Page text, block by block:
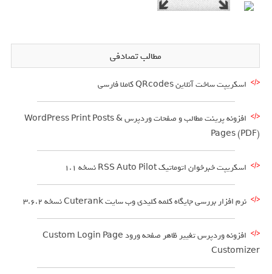
مطالب تصادفی
اسکریپت ساخت آنلاین QRcodes کاملا فارسی
افزونه پرینت مطالب و صفحات وردپرس WordPress Print Posts &
Pages (PDF)
اسکریپت خبرخوان اتوماتیک RSS Auto Pilot نسخه 1.1
نرم افزار بررسی جایگاه کلمه کلیدی وب سایت Cuterank نسخه 3.6.2
افزونه وردپرس تغییر ظاهر صفحه ورود Custom Login Page
Customizer